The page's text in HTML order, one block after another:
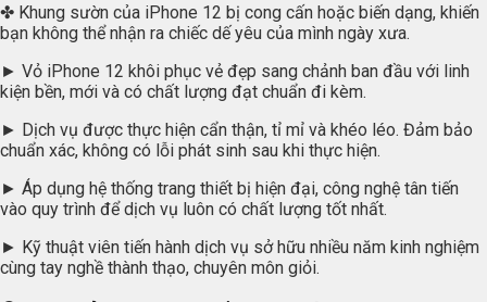
✤ Khung sườn của iPhone 12 bị cong cấn hoặc biến dạng, khiến
bạn không thể nhận ra chiếc dế yêu của mình ngày xưa.
► Vỏ iPhone 12 khôi phục vẻ đẹp sang chảnh ban đầu với linh
kiện bền, mới và có chất lượng đạt chuẩn đi kèm.
► Dịch vụ được thực hiện cẩn thận, tỉ mỉ và khéo léo. Đảm bảo
chuẩn xác, không có lỗi phát sinh sau khi thực hiện.
► Áp dụng hệ thống trang thiết bị hiện đại, công nghệ tân tiến
vào quy trình để dịch vụ luôn có chất lượng tốt nhất.
► Kỹ thuật viên tiến hành dịch vụ sở hữu nhiều năm kinh nghiệm
cùng tay nghề thành thạo, chuyên môn giỏi.